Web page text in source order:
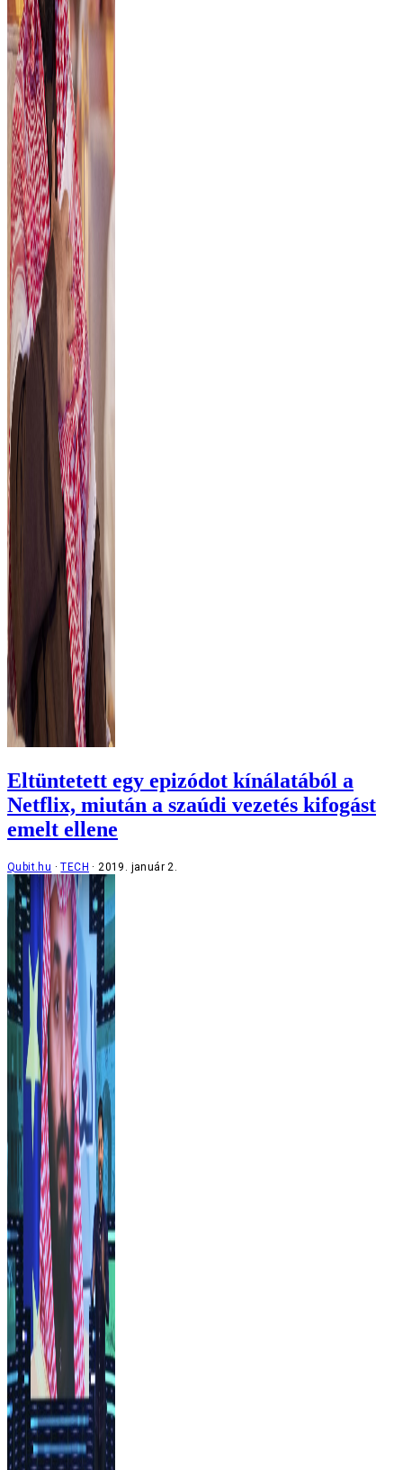
Eltüntetett egy epizódot kínálatából a
Netflix, miután a szaúdi vezetés kifogást
emelt ellene
Qubit.hu TECH 2019. január 2.